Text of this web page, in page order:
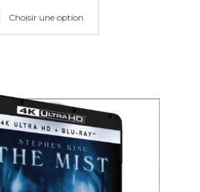
Choisir une option